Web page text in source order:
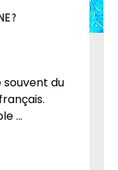
?
souvent du
...